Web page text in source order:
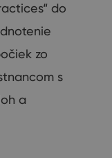
do
zo
s
a